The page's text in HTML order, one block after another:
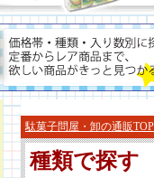
駄菓子問屋・卸の通販TOP
種類で探す